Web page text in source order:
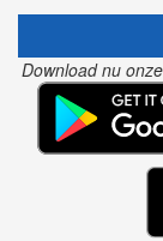
Download nu